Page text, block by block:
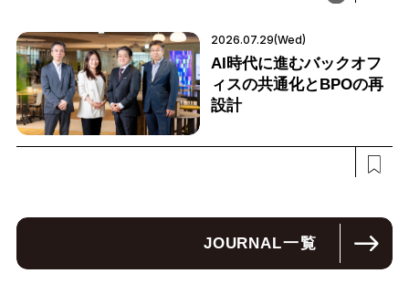
2026.07.29(Wed)
AI時代に進むバックオフ
ィスの共通化とBPOの再
設計
JOURNAL一覧